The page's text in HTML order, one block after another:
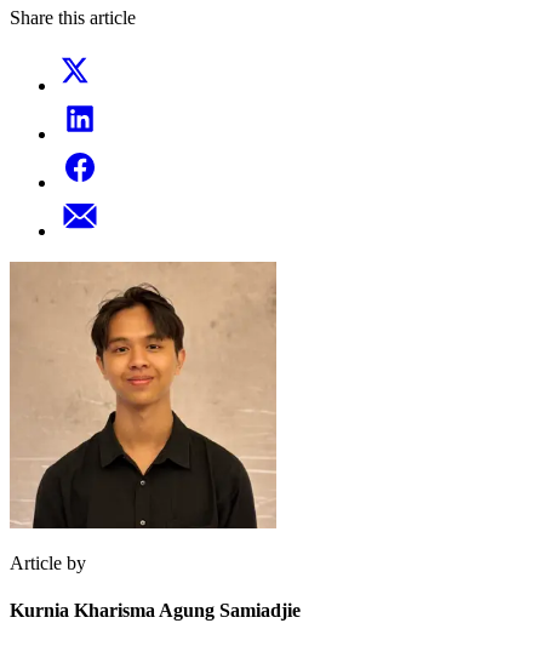
Share this article
Article by
Kurnia Kharisma Agung Samiadjie